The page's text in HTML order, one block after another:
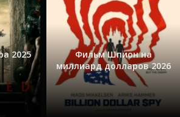
2025
Фильм Шпион на
миллиард долларов 2026